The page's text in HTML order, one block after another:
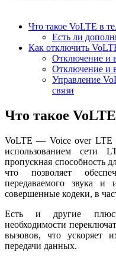
Что такое VoLTE в
Есть ли
Как отключить
Отключение и
Отключение и
Управление
связи
Что такое
VoLTE — Voice over LTE
использованием
пропускная способность
что позволяет
передаваемого звука и
совершенные кодеки, в
Есть и другие
необходимости
вызовов, что ускоряет
передачи данных.